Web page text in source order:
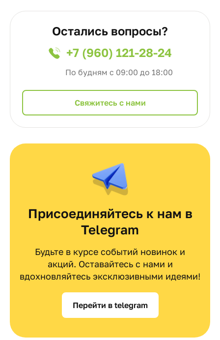
Остались вопросы?
+7 (960) 121-28-24
По будням с 09:00 до 18:00
Cвяжитесь с нами
Присоединяйтесь к нам в
Telegram
Будьте в курсе событий новинок и
акций. Оставайтесь с нами и
вдохновляйтесь эксклюзивными идеями!
Перейти в telegram